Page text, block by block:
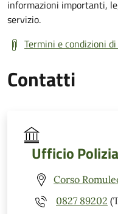
informazioni importanti,
servizio.
Termini e condizioni
Contatti
Ufficio
Corso
0827 89202